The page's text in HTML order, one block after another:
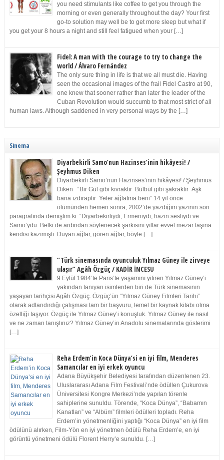
you need stimulants like coffee to get you through the
morning or even generally throughout the day? Your first
go-to solution may well be to get more sleep but what if
you get your 8 hours a night and still feel fatigued when your […]
Fidel: A man with the courage to try to change the
world / Álvaro Fernández
The only sure thing in life is that we all must die. Having
seen the occasional images of the frail Fidel Castro at 90,
one knew that sooner rather than later the leader of the
Cuban Revolution would succumb to that most strict of all
human laws. Although saddened in very personal ways by the […]
Sinema
Diyarbekirli Samo’nun Hazinses’inin hikâyesi! /
Şeyhmus Diken
Diyarbekirli Samo’nun Hazinses’inin hikâyesi! / Şeyhmus
Diken “Bir Gül gibi kıvraktır Bülbül gibi şakraktır Aşk
bana ızdıraptır Yeter ağlatma beni” 14 yıl önce
ölümünden hemen sonra, 2002’de yazdığım yazının son
paragrafında demiştim ki: “Diyarbekirliydi, Ermeniydi, hazin sesliydi ve
Samo’ydu. Belki de ardından söylenecek şarkısını yıllar evvel mezar taşına
kendisi kazımıştı. Duyan ağlar, gören ağlar, böyle […]
“Türk sinemasında oyunculuk Yılmaz Güney ile zirveye
ulaşır” Agâh Özgüç / KADİR İNCESU
9 Eylül 1984’te Paris’te yaşamını yitiren Yılmaz Güney’i
yakından tanıyan isimlerden biri de Türk sinemasının
yaşayan tarihçisi Agâh Özgüç. Özgüç’ün “Yılmaz Güney Filmleri Tarihi”
olarak adlandırdığı çalışması tam bir başvuru, temel bir kaynak kitabı olma
özelliği taşıyor. Özgüç ile Yılmaz Güney’i konuştuk. Yılmaz Güney ile nasıl
ve ne zaman tanıştınız? Yılmaz Güney’in Anadolu sinemalarında gösterimi
[…]
Reha Erdem’in Koca Dünya’si en iyi film, Menderes
Samancılar en iyi erkek oyuncu
Adana Büyükşehir Belediyesi tarafından düzenlenen 23.
Uluslararası Adana Film Festivali’nde ödüllen Çukurova
Üniversitesi Kongre Merkezi’nde yapılan törenle
sahiplerine sunuldu. Törende, “Koca Dünya”, “Babamın
Kanatları” ve “Albüm” filmleri ödülleri topladı. Reha
Erdem’in yönetmenliğini yaptığı “Koca Dünya” en iyi film
ödülünü alırken, Film-Yön en iyi yönetmen ödülü Reha Erdem’e, en iyi
görüntü yönetmeni ödülü Florent Herry’e sunuldu. […]